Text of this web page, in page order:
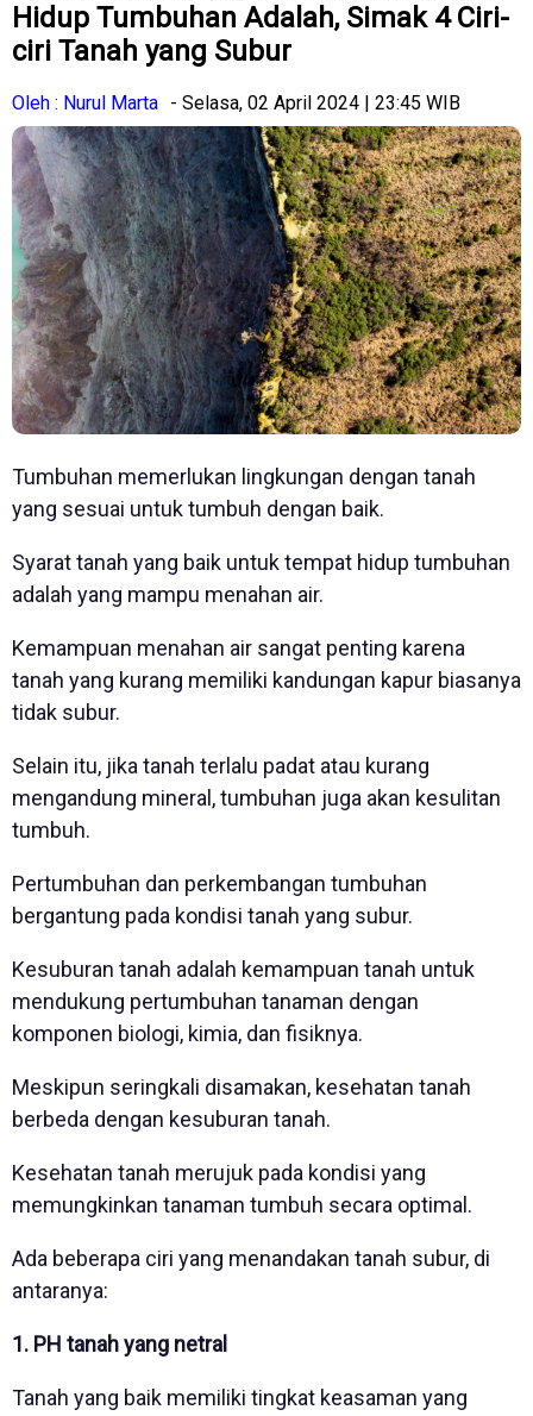
Hidup Tumbuhan Adalah, Simak 4 Ciri-
ciri Tanah yang Subur
Oleh : Nurul Marta - Selasa, 02 April 2024 | 23:45 WIB
Tumbuhan memerlukan lingkungan dengan tanah
yang sesuai untuk tumbuh dengan baik.
Syarat tanah yang baik untuk tempat hidup tumbuhan
adalah yang mampu menahan air.
Kemampuan menahan air sangat penting karena
tanah yang kurang memiliki kandungan kapur biasanya
tidak subur.
Selain itu, jika tanah terlalu padat atau kurang
mengandung mineral, tumbuhan juga akan kesulitan
tumbuh.
Pertumbuhan dan perkembangan tumbuhan
bergantung pada kondisi tanah yang subur.
Kesuburan tanah adalah kemampuan tanah untuk
mendukung pertumbuhan tanaman dengan
komponen biologi, kimia, dan fisiknya.
Meskipun seringkali disamakan, kesehatan tanah
berbeda dengan kesuburan tanah.
Kesehatan tanah merujuk pada kondisi yang
memungkinkan tanaman tumbuh secara optimal.
Ada beberapa ciri yang menandakan tanah subur, di
antaranya:
1. PH tanah yang netral
Tanah yang baik memiliki tingkat keasaman yang